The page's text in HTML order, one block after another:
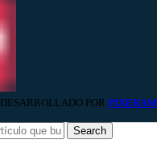
DESARROLLADO POR
Search